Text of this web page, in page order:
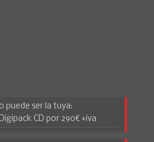
puede ser la tuya:
CD por 290€ +iva